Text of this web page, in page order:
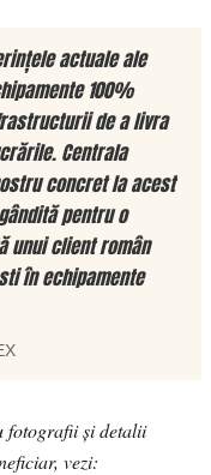
actuale ale
100%
de a livra
Centrala
concret la acest
pentru o
unui client român
în echipamente
fotografii și detalii
vezi: